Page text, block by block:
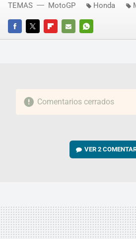
FACEBOOKTWITTERFLIPBOARD
E-
WHATSAPP
TEMAS MotoGP Honda
Comentarios cerrados
VER2